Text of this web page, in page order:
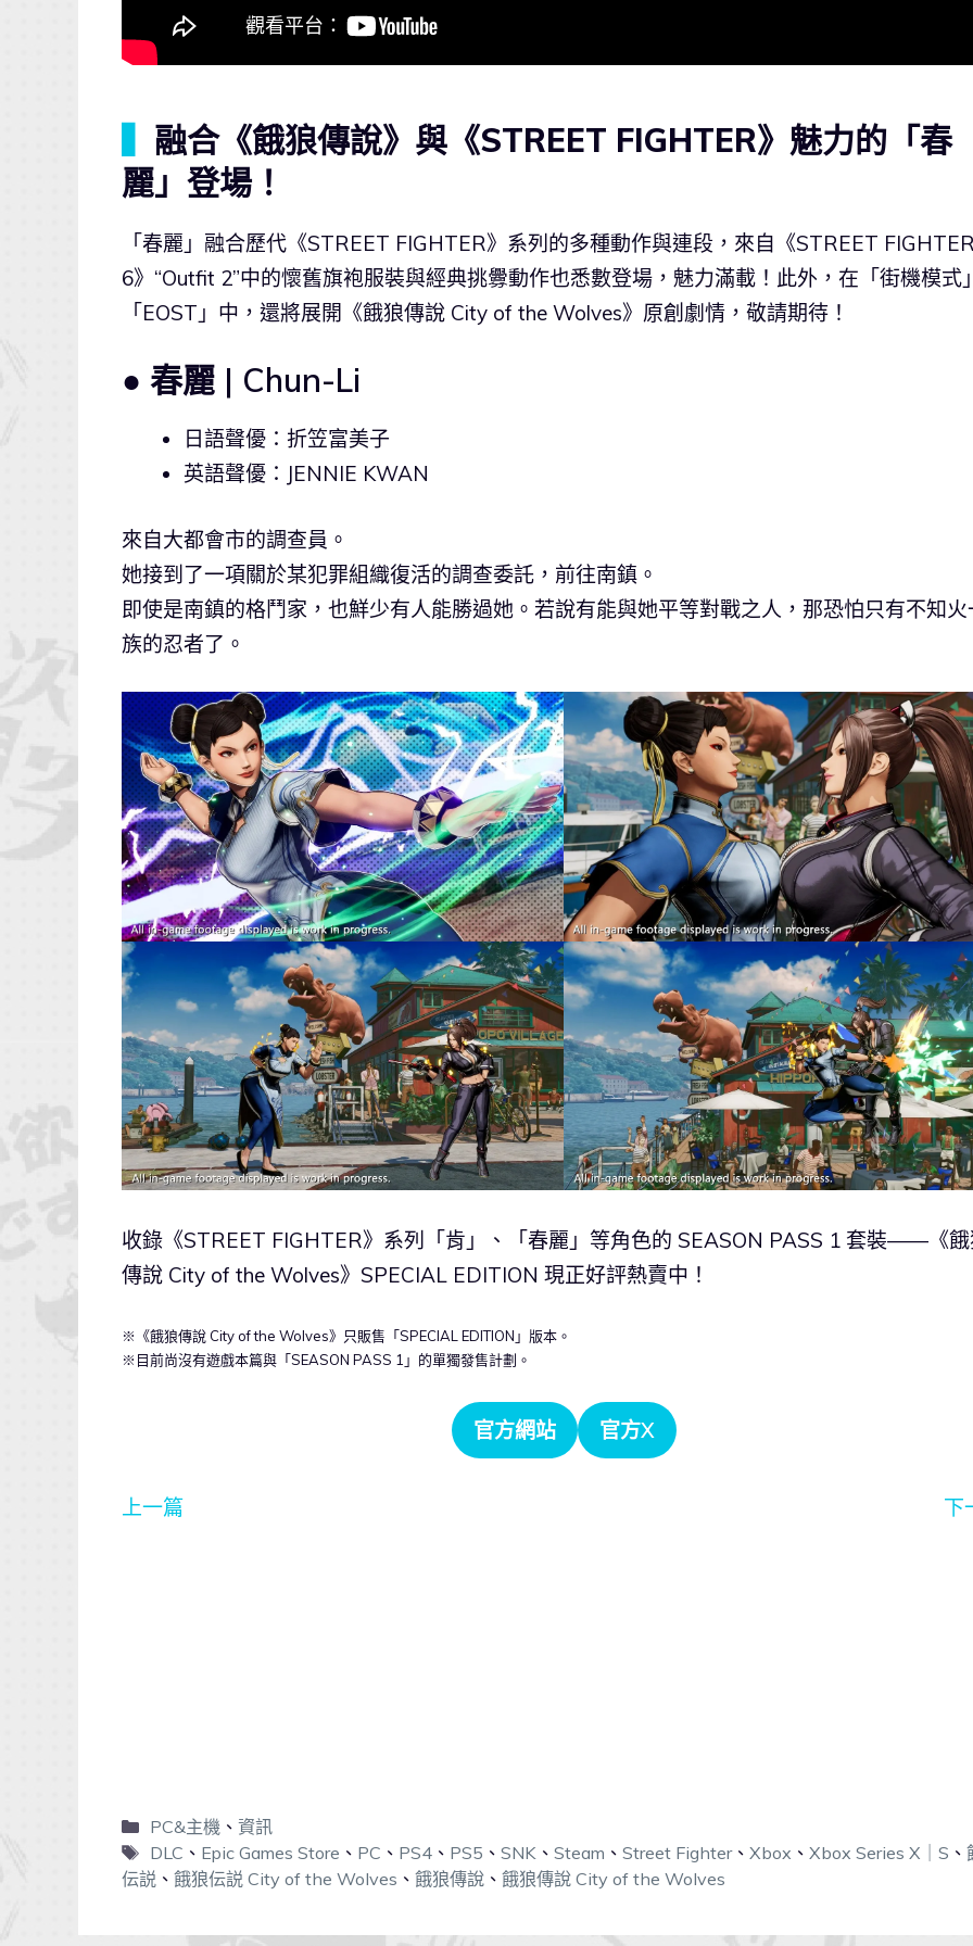
融合《餓狼傳說》與《STREET FIGHTER》魅力的「春
麗」登場！
「春麗」融合歷代《STREET FIGHTER》系列的多種動作與連段，來自《STREET
6》“Outfit 2”中的懷舊旗袍服裝與經典挑釁動作也悉數登場，魅力滿載！此外，在「街機模式
「EOST」中，還將展開《餓狼傳說 City of the Wolves》原創劇情，敬請期待！
● 春麗 | Chun-Li
日語聲優：折笠富美子
英語聲優：JENNIE KWAN
來自大都會市的調查員。
她接到了一項關於某犯罪組織復活的調查委託，前往南鎮。
即使是南鎮的格鬥家，也鮮少有人能勝過她。若說有能與她平等對戰之人，那恐怕只有不知火
族的忍者了。
收錄《STREET FIGHTER》系列「肯」、「春麗」等角色的 SEASON PASS 1 套裝——《
傳說 City of the Wolves》SPECIAL EDITION 現正好評熱賣中！
※《餓狼傳說 City of the Wolves》只販售「SPECIAL EDITION」版本。
※目前尚沒有遊戲本篇與「SEASON PASS 1」的單獨發售計劃。
官方網站 官方X
上一篇 下
PC&主機 、 資訊
DLC 、 Epic Games Store 、 PC 、 PS4、 PS5 、 SNK 、 Steam 、 Street Fighter、 Xbox 、 Xbox Series X｜S 、
伝説 、 餓狼伝説 City of the Wolves 、 餓狼傳說 、 餓狼傳說 City of the Wolves